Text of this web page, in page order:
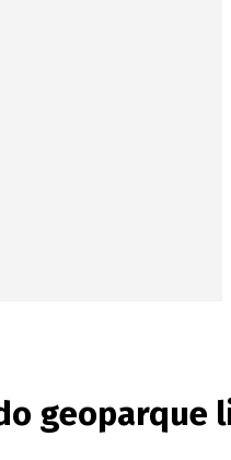
geoparque